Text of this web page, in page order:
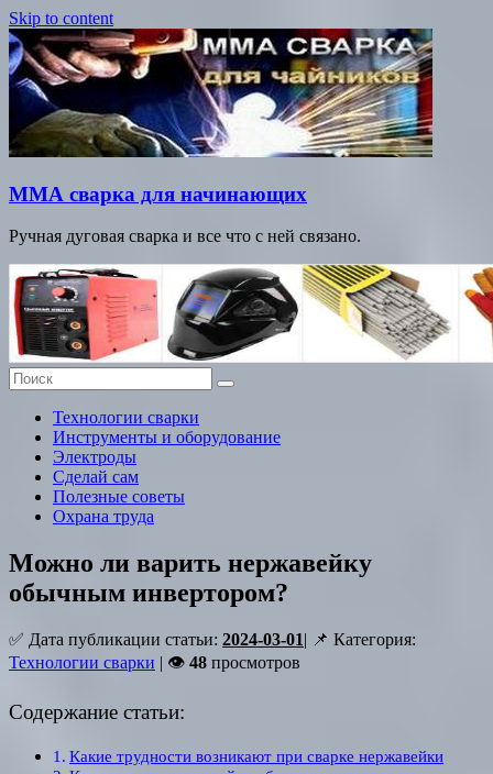
Skip to content
ММА сварка для начинающих
Ручная дуговая сварка и все что с ней связано.
Технологии сварки
Инструменты и оборудование
Электроды
Сделай сам
Полезные советы
Охрана труда
Можно ли варить нержавейку
обычным инвертором?
✅ Дата публикации статьи: 2024-03-01| 📌 Категория:
Технологии сварки | 👁 48 просмотров
Содержание статьи:
Какие трудности возникают при сварке нержавейки